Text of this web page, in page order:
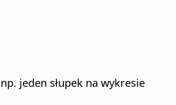
jeden słupek na wykresie